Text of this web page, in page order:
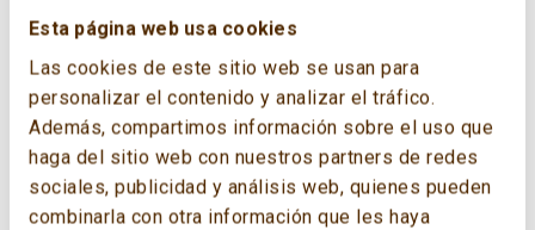
Esta página web usa cookies
Las cookies de este sitio web se usan para
personalizar el contenido y analizar el tráfico.
Además, compartimos información sobre el uso que
haga del sitio web con nuestros partners de redes
sociales, publicidad y análisis web, quienes pueden
combinarla con otra información que les haya
«World Energy Focus» muestra los
resultados de la encuesta conducida por el
WEC en la participan expertos del sector
energético de casi 80 países. Proporciona